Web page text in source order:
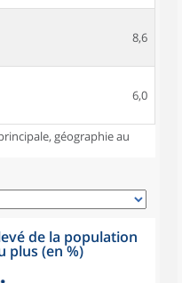
8,6
6,0
géographie au
de la population
plus (en %)